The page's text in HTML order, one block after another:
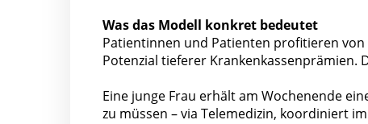
Was das Modell konkret bedeutet
Patientinnen und Patienten profitieren
Potenzial tieferer Krankenkassenprämien.
Eine junge Frau erhält am Wochenende
zu müssen – via Telemedizin, koordiniert